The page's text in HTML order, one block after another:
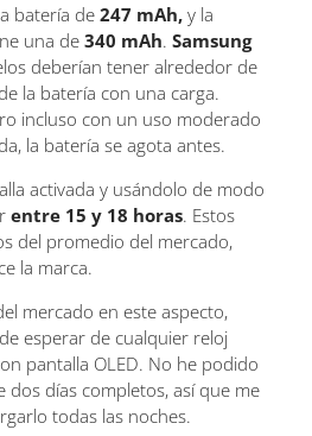
batería de 247 mAh, y la
una de 340 mAh. Samsung
deberían tener alrededor de
la batería con una carga.
incluso con un uso moderado
la batería se agota antes.
activada y usándolo de modo
entre 15 y 18 horas. Estos
del promedio del mercado,
la marca.
mercado en este aspecto,
esperar de cualquier reloj
pantalla OLED. No he podido
dos días completos, así que me
todas las noches.